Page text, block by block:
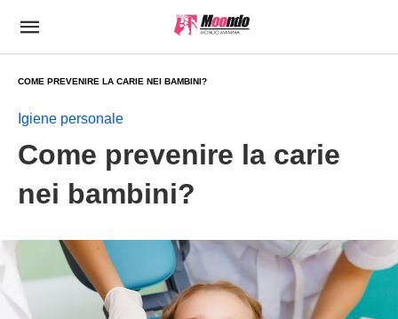
COME PREVENIRE LA CARIE NEI BAMBINI?
Igiene personale
Come prevenire la carie
nei bambini?